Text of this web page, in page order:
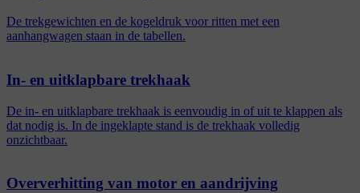
De trekgewichten en de kogeldruk voor ritten met een
aanhangwagen staan in de tabellen.
In- en uitklapbare trekhaak
De in- en uitklapbare trekhaak is eenvoudig in of uit te klappen als
dat nodig is. In de ingeklapte stand is de trekhaak volledig
onzichtbaar.
Oververhitting van motor en aandrijving